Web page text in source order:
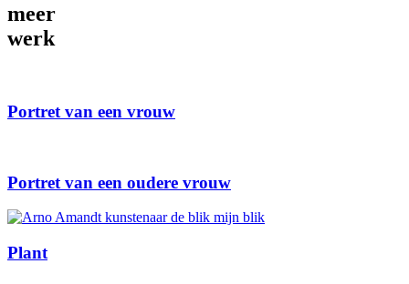
meer
werk
Portret van een vrouw
Portret van een oudere vrouw
Plant